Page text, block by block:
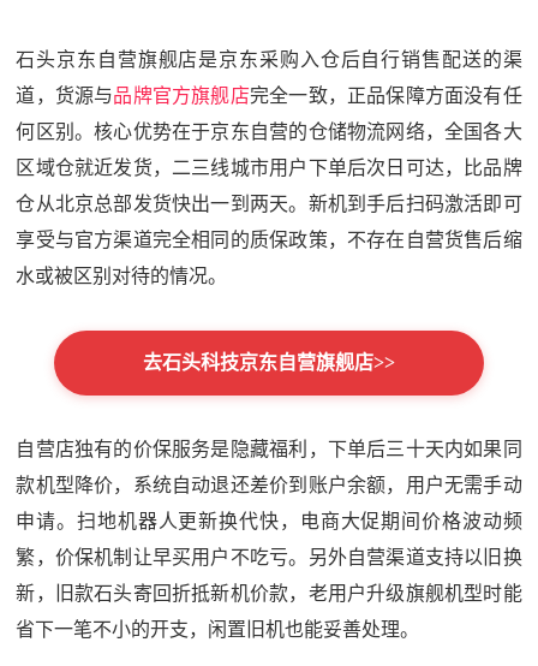
石头京东自营旗舰店是京东采购入仓后自行销售配送的渠
道，货源与品牌官方旗舰店完全一致，正品保障方面没有任
何区别。核心优势在于京东自营的仓储物流网络，全国各大
区域仓就近发货，二三线城市用户下单后次日可达，比品牌
仓从北京总部发货快出一到两天。新机到手后扫码激活即可
享受与官方渠道完全相同的质保政策，不存在自营货售后缩
水或被区别对待的情况。
去石头科技京东自营旗舰店>>
自营店独有的价保服务是隐藏福利，下单后三十天内如果同
款机型降价，系统自动退还差价到账户余额，用户无需手动
申请。扫地机器人更新换代快，电商大促期间价格波动频
繁，价保机制让早买用户不吃亏。另外自营渠道支持以旧换
新，旧款石头寄回折抵新机价款，老用户升级旗舰机型时能
省下一笔不小的开支，闲置旧机也能妥善处理。